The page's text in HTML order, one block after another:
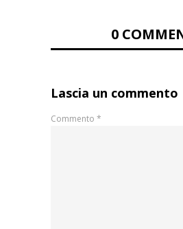
0
Lascia un commento
Commento *